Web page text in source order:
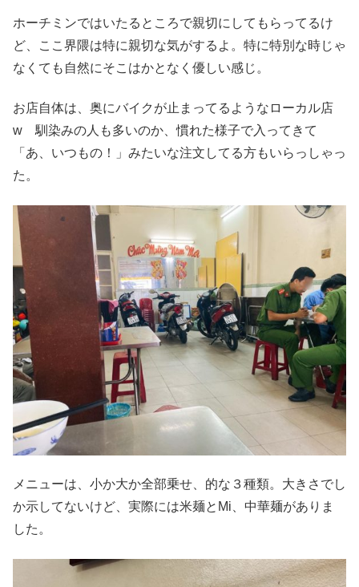
ホーチミンではいたるところで親切にしてもらってるけ
ど、ここ界隈は特に親切な気がするよ。特に特別な時じゃ
なくても自然にそこはかとなく優しい感じ。
お店自体は、奥にバイクが止まってるようなローカル店
w 馴染みの人も多いのか、慣れた様子で入ってきて
「あ、いつもの！」みたいな注文してる方もいらっしゃっ
た。
メニューは、小か大か全部乗せ、的な３種類。大きさでし
か示してないけど、実際には米麺とMi、中華麺がありま
した。